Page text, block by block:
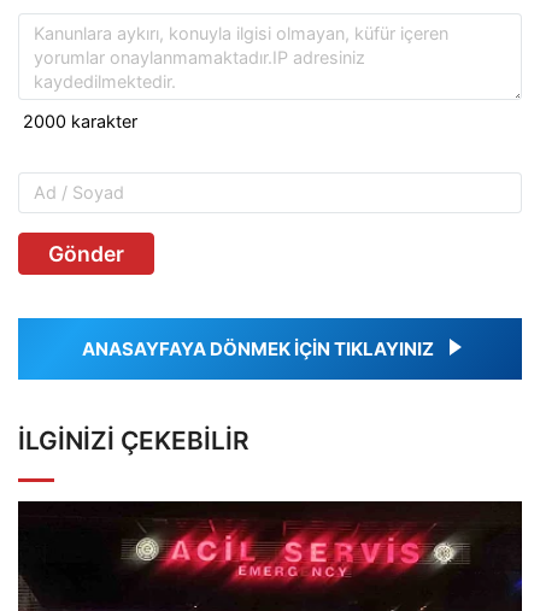
Gönder
ANASAYFAYA DÖNMEK İÇİN TIKLAYINIZ
İLGINIZI ÇEKEBILIR